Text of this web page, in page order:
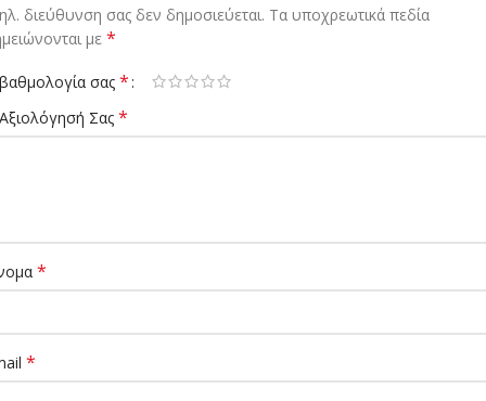
διεύθυνση σας δεν δημοσιεύεται. Τα υποχρεωτικά πεδία
με *
σας *
Σας *
*
*